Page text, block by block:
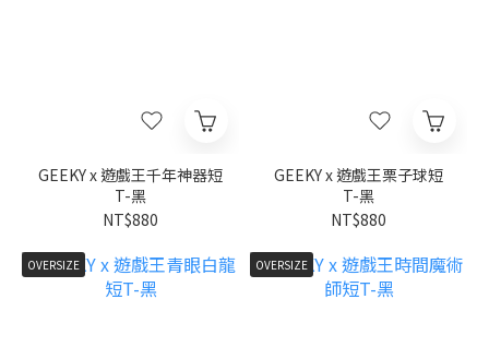
GEEKY x 遊戲王千年神器短
T-黑
NT$880
GEEKY x 遊戲王栗子球短
T-黑
NT$880
OVERSIZE OVERSIZE